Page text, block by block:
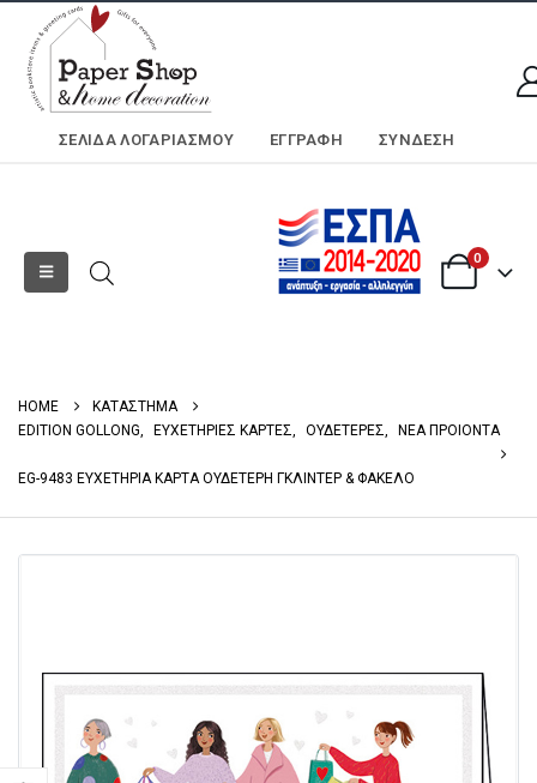
ΣΕΛΊΔΑ ΛΟΓΑΡΙΑΣΜΟΎ ΕΓΓΡΑΦΗ ΣΎΝΔΕΣΗ
0
HOME
ΚΑΤΑΣΤΗΜΑ
EDITION GOLLONG
ΕΥΧΕΤΗΡΙΕΣ ΚΑΡΤΕΣ ΟΥΔΕΤΕΡΕΣ ΝΕΑ ΠΡΟΙΟΝΤΑ
EG-9483 ΕΥΧΕΤΗΡΙΑ ΚΑΡΤΑ ΟΥΔΕΤΕΡΗ ΓΚΛΙΝΤΕΡ & ΦΑΚΕΛΟ